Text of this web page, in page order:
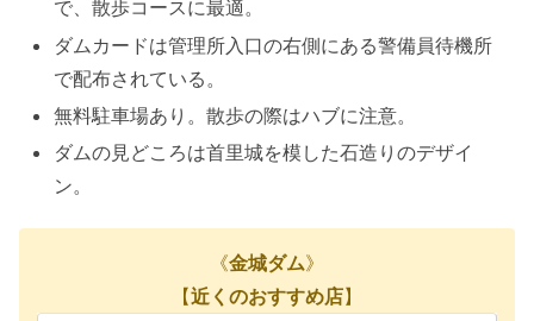
で、散歩コースに最適。
ダムカードは管理所入口の右側にある警備員待機所
で配布されている。
無料駐車場あり。散歩の際はハブに注意。
ダムの見どころは首里城を模した石造りのデザイ
ン。
《金城ダム》
【近くのおすすめ店】